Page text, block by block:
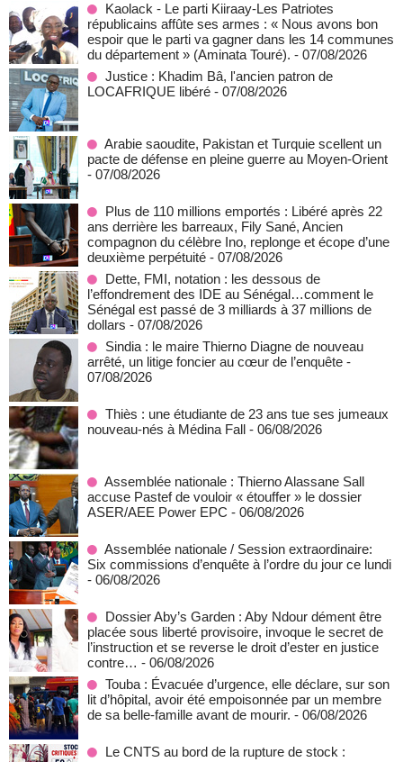
Kaolack - Le parti Kiiraay-Les Patriotes
républicains affûte ses armes : « Nous avons bon
espoir que le parti va gagner dans les 14 communes
du département » (Aminata Touré). - 07/08/2026
Justice : Khadim Bâ, l'ancien patron de
LOCAFRIQUE libéré - 07/08/2026
Arabie saoudite, Pakistan et Turquie scellent un
pacte de défense en pleine guerre au Moyen-Orient
- 07/08/2026
Plus de 110 millions emportés : Libéré après 22
ans derrière les barreaux, Fily Sané, Ancien
compagnon du célèbre Ino, replonge et écope d’une
deuxième perpétuité - 07/08/2026
Dette, FMI, notation : les dessous de
l’effondrement des IDE au Sénégal…comment le
Sénégal est passé de 3 milliards à 37 millions de
dollars - 07/08/2026
Sindia : le maire Thierno Diagne de nouveau
arrêté, un litige foncier au cœur de l’enquête -
07/08/2026
Thiès : une étudiante de 23 ans tue ses jumeaux
nouveau-nés à Médina Fall - 06/08/2026
Assemblée nationale : Thierno Alassane Sall
accuse Pastef de vouloir « étouffer » le dossier
ASER/AEE Power EPC - 06/08/2026
Assemblée nationale / Session extraordinaire:
Six commissions d’enquête à l’ordre du jour ce lundi
- 06/08/2026
Dossier Aby’s Garden : Aby Ndour dément être
placée sous liberté provisoire, invoque le secret de
l’instruction et se reverse le droit d’ester en justice
contre… - 06/08/2026
Touba : Évacuée d’urgence, elle déclare, sur son
lit d’hôpital, avoir été empoisonnée par un membre
de sa belle-famille avant de mourir. - 06/08/2026
Le CNTS au bord de la rupture de stock :